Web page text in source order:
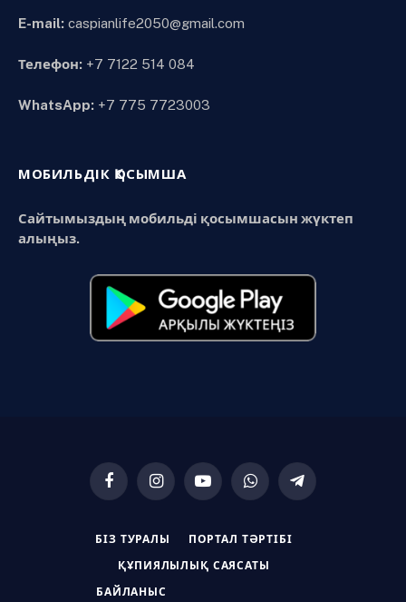
E-mail: caspianlife2050@gmail.com
Телефон: +7 7122 514 084
WhatsApp: +7 775 7723003
МОБИЛЬДІК ҚОСЫМША
Сайтымыздың мобильді қосымшасын жүктеп
алыңыз.
FacebookInstagramYouTubeWhatsAppTelegram
БІЗ ТУРАЛЫ ПОРТАЛ ТӘРТІБІ
ҚҰПИЯЛЫЛЫҚ САЯСАТЫ
БАЙЛАНЫС